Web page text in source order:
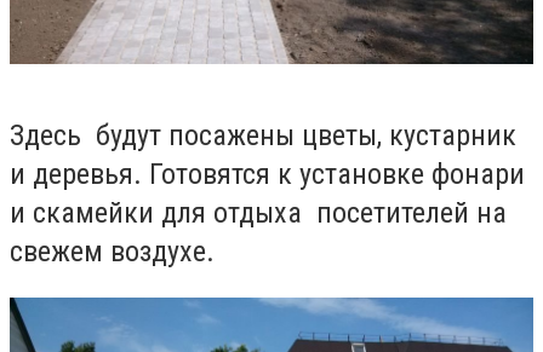
Здесь будут посажены цветы, кустарник
и деревья. Готовятся к установке фонари
и скамейки для отдыха посетителей на
свежем воздухе.